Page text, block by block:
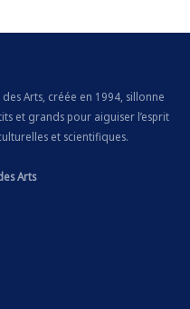
Arts, créée en 1994, sillonne
et grands pour aiguiser l’esprit
et scientifiques.
Arts